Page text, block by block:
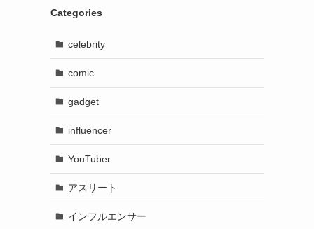
Categories
celebrity
comic
gadget
influencer
YouTuber
アスリート
インフルエンサー